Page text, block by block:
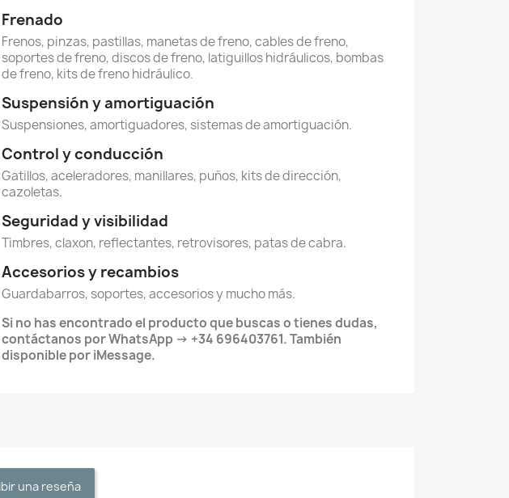
Frenado
Frenos, pinzas, pastillas, manetas de freno, cables de freno,
soportes de freno, discos de freno, latiguillos hidráulicos, bombas
de freno, kits de freno hidráulico.
Suspensión y amortiguación
Suspensiones, amortiguadores, sistemas de amortiguación.
Control y conducción
Gatillos, aceleradores, manillares, puños, kits de dirección,
cazoletas.
Seguridad y visibilidad
Timbres, claxon, reflectantes, retrovisores, patas de cabra.
Accesorios y recambios
Guardabarros, soportes, accesorios y mucho más.
Si no has encontrado el producto que buscas o tienes dudas,
contáctanos por WhatsApp → +34 696403761. También
disponible por iMessage.
una reseña